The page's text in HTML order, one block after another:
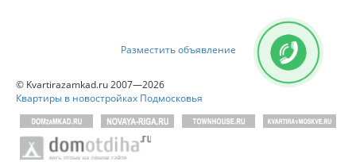
Разместить объявление
© Kvartirazamkad.ru 2007—2026
Квартиры в новостройках Подмосковья